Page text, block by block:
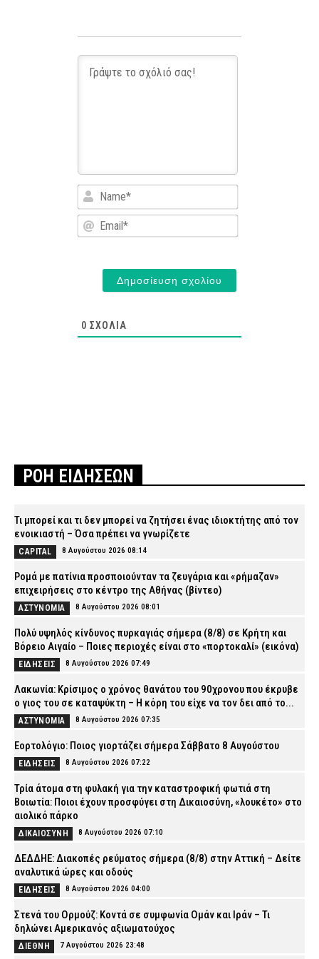
Name*
Email*
0 ΣΧΌΛΙΑ
ΡΟΗ ΕΙΔΗΣΕΩΝ
Τι μπορεί και τι δεν μπορεί να ζητήσει ένας ιδιοκτήτης από τον
ενοικιαστή – Όσα πρέπει να γνωρίζετε
CAPITAL 8 Αυγούστου 2026 08:14
Ρομά με πατίνια προσποιούνταν τα ζευγάρια και «ρήμαζαν»
επιχειρήσεις στο κέντρο της Αθήνας (βίντεο)
ΑΣΤΥΝΟΜΙΑ 8 Αυγούστου 2026 08:01
Πολύ υψηλός κίνδυνος πυρκαγιάς σήμερα (8/8) σε Κρήτη και
Βόρειο Αιγαίο – Ποιες περιοχές είναι στο «πορτοκαλί» (εικόνα)
ΕΙΔΗΣΕΙΣ 8 Αυγούστου 2026 07:49
Λακωνία: Κρίσιμος ο χρόνος θανάτου του 90χρονου που έκρυβε
ο γιος του σε καταψύκτη – Η κόρη του είχε να τον δει από το...
ΑΣΤΥΝΟΜΙΑ 8 Αυγούστου 2026 07:35
Εορτολόγιο: Ποιος γιορτάζει σήμερα Σάββατο 8 Αυγούστου
ΕΙΔΗΣΕΙΣ 8 Αυγούστου 2026 07:22
Τρία άτομα στη φυλακή για την καταστροφική φωτιά στη
Βοιωτία: Ποιοι έχουν προσφύγει στη Δικαιοσύνη, «λουκέτο» στο
αιολικό πάρκο
ΔΙΚΑΙΟΣΥΝΗ 8 Αυγούστου 2026 07:10
ΔΕΔΔΗΕ: Διακοπές ρεύματος σήμερα (8/8) στην Αττική – Δείτε
αναλυτικά ώρες και οδούς
ΕΙΔΗΣΕΙΣ 8 Αυγούστου 2026 04:00
Στενά του Ορμούζ: Κοντά σε συμφωνία Ομάν και Ιράν – Τι
δηλώνει Αμερικανός αξιωματούχος
ΔΙΕΘΝΗ 7 Αυγούστου 2026 23:48